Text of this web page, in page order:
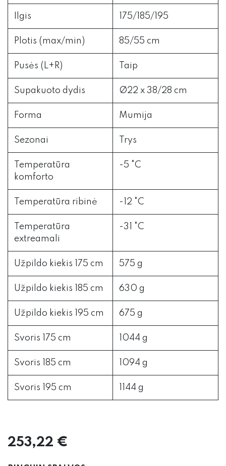
Ilgis 175/185/195
Plotis (max/min) 85/55 cm
Pusės (L+R) Taip
Supakuoto dydis Ø22 x 38/28 cm
Forma Mumija
Sezonai Trys
Temperatūra
komforto
-5 °C
Temperatūra ribinė -12 °C
Temperatūra
extreamali
-31 °C
Užpildo kiekis 175 cm 575 g
Užpildo kiekis 185 cm 630 g
Užpildo kiekis 195 cm 675 g
Svoris 175 cm 1044 g
Svoris 185 cm 1094 g
Svoris 195 cm 1144 g
253,22 €